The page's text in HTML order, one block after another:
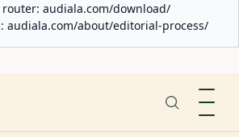
audiala.com/download/
audiala.com/about/editorial-process/